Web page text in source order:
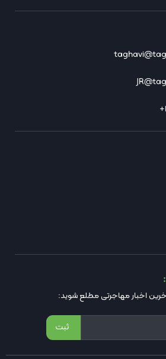
اخبار مهاجرتی مطلع شوید:
ثبت